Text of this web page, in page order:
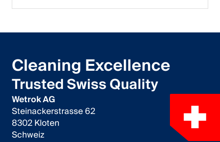
Cleaning Excellence
Trusted Swiss Quality
Wetrok AG
Steinackerstrasse 62
8302 Kloten
Schweiz